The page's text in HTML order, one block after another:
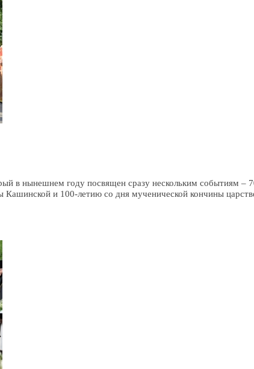
нынешнем году посвящен сразу нескольким событиям –
Кашинской и 100-летию со дня мученической кончины